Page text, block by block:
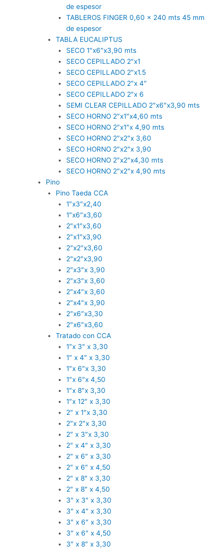
de espesor
TABLEROS FINGER 0,60 x 240 mts 45 mm
de espesor
TABLA EUCALIPTUS
SECO 1″x6″x3,90 mts
SECO CEPILLADO 2″x1
SECO CEPILLADO 2″x1.5
SECO CEPILLADO 2″x 4″
SECO CEPILLADO 2″x 6
SEMI CLEAR CEPILLADO 2″x6″x3,90 mts
SECO HORNO 2″x1″x4,60 mts
SECO HORNO 2″x1″x 4,90 mts
SECO HORNO 2″x2″x 3,60
SECO HORNO 2″x2″x 3,90
SECO HORNO 2″x2″x4,30 mts
SECO HORNO 2″x2″x 4,90 mts
Pino
Pino Taeda CCA
1″x3″x2,40
1″x6″x3,60
2″x1″x3,60
2″x1″x3,90
2″x2″x3,60
2″x2″x3,90
2″x3″x 3,90
2″x3″x 3,60
2″x4″x 3,60
2″x4″x 3,90
2″x6″x3,30
2″x6″x3,60
Tratado con CCA
1″x 3″ x 3,30
1″ x 4″ x 3,30
1″x 6″x 3,30
1″x 6″x 4,50
1″x 8″x 3,30
1″x 12″ x 3,30
2″ x 1″x 3,30
2″x 2″x 3,30
2″ x 3″x 3,30
2″ x 4″ x 3,30
2″ x 6″ x 3,30
2″ x 6″ x 4,50
2″ x 8″ x 3,30
2″ x 8″ x 4,50
3″ x 3″ x 3,30
3″ x 4″ x 3,30
3″ x 6″ x 3,30
3″ x 6″ x 4,50
3″ x 8″ x 3,30